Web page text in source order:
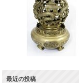
最近の投稿